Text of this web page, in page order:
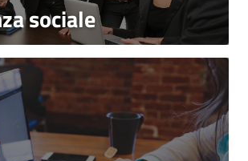
sociale